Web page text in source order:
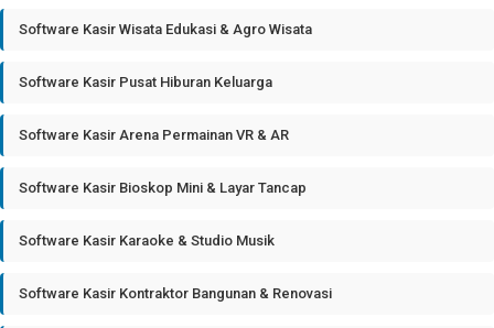
Software Kasir Wisata Edukasi & Agro Wisata
Software Kasir Pusat Hiburan Keluarga
Software Kasir Arena Permainan VR & AR
Software Kasir Bioskop Mini & Layar Tancap
Software Kasir Karaoke & Studio Musik
Software Kasir Kontraktor Bangunan & Renovasi